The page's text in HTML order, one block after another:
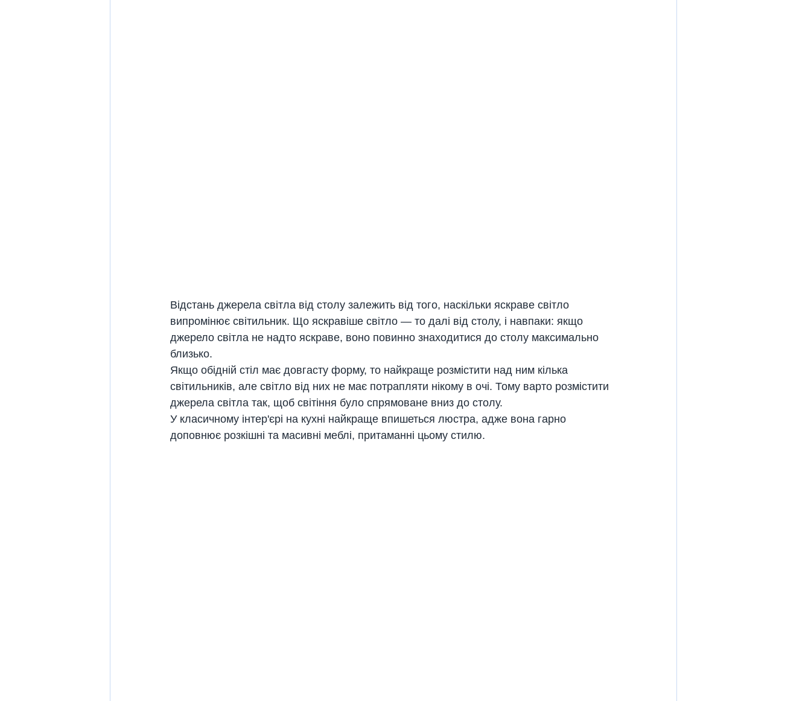
Відстань джерела світла від столу залежить від того, наскільки яскраве світло
випромінює світильник. Що яскравіше світло — то далі від столу, і навпаки: якщо
джерело світла не надто яскраве, воно повинно знаходитися до столу максимально
близько.
Якщо обідній стіл має довгасту форму, то найкраще розмістити над ним кілька
світильників, але світло від них не має потрапляти нікому в очі. Тому варто розмістити
джерела світла так, щоб світіння було спрямоване вниз до столу.
У класичному інтер'єрі на кухні найкраще впишеться люстра, адже вона гарно
доповнює розкішні та масивні меблі, притаманні цьому стилю.